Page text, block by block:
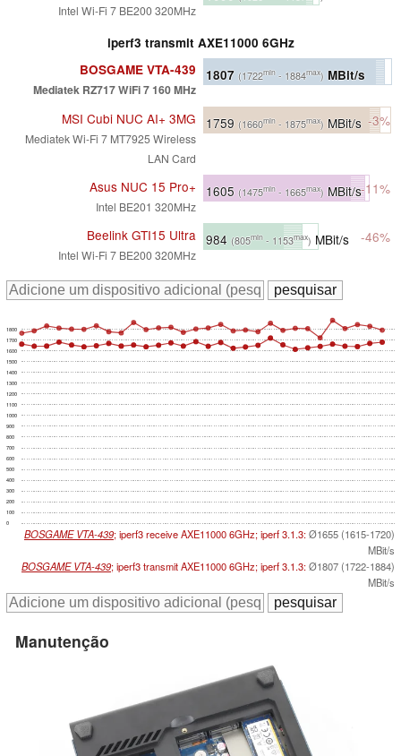
Intel Wi-Fi 7 BE200 320MHz
iperf3 transmit AXE11000 6GHz
BOSGAME VTA-439
Mediatek RZ717 WiFi 7 160 MHz
1807 (1722min - 1884max) MBit/s
MSI Cubi NUC AI+ 3MG
Mediatek Wi-Fi 7 MT7925 Wireless
LAN Card
1759 (1660min - 1875max) MBit/s -3%
Asus NUC 15 Pro+
Intel BE201 320MHz
1605 (1475min - 1665max) MBit/s-11%
Beelink GTI15 Ultra
Intel Wi-Fi 7 BE200 320MHz
984 (805min - 1153max) MBit/s -46%
0
100
200
300
400
500
600
700
800
900
1000
1100
1200
1300
1400
1500
1600
1700
1800
BOSGAME VTA-439; iperf3 receive AXE11000 6GHz; iperf 3.1.3:Ø1655 (1615-1720)
MBit/s
BOSGAME VTA-439; iperf3 transmit AXE11000 6GHz; iperf 3.1.3:Ø1807 (1722-1884)
MBit/s
Manutenção